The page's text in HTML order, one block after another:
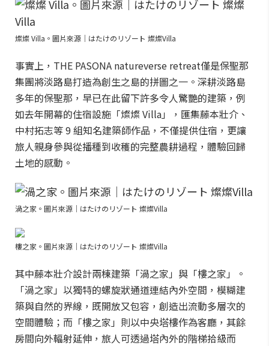
燦燦 Villa。圖片來源｜はたけのリゾート 燦燦Villa
事實上，THE PASONA natureverse retreat僅是保聖那
集團將淡路島打造為創生之島的拼圖之一。深耕淡路島
多年的保聖那，早已在此留下許多令人驚艷的建築，例
如去年開幕的住宿設施「燦燦 Villa」，匯集藤本壯介、
中村拓志等 9 組知名建築師作品，不僅提供住宿，更讓
旅人親身參與從播種到收穫的完整農耕過程，體驗回歸
土地的感動。
渦之家。圖片來源｜はたけのリゾート 燦燦Villa
樓之家。圖片來源｜はたけのリゾート 燦燦Villa
其中藤本壯介設計兩棟建築「渦之家」與「樓之家」。
「渦之家」以獨特的螺旋狀通道連結內外空間，模糊建
築與自然的界線，既開放又包容，創造出流動多層次的
空間體驗；而「樓之家」則以中央塔樓作為客廳，其餘
房間向外輻射延伸，旅人可透過塔內外的階梯拾級而